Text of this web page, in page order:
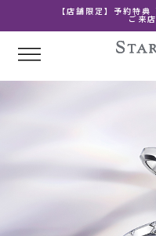
【店舗限定】予約
ご来